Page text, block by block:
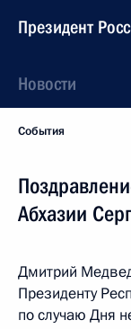
Президент
Новости
События
Абхазии
Дмитрий
Президенту
по случаю Дня